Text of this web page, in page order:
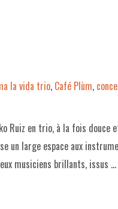
la vida trio, Café Plùm,
Ruiz en trio, à la fois douce
un large espace aux
musiciens brillants, issus …